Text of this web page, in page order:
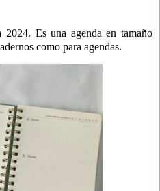
2024. Es una agenda en tamaño
como para agendas.